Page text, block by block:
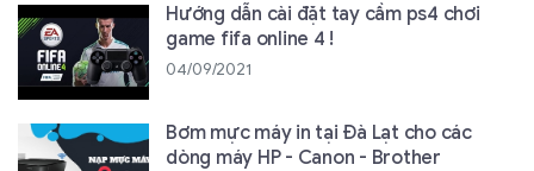
Hướng dẫn cài đặt tay cầm ps4 chơi
game fifa online 4 !
04/09/2021
Bơm mực máy in tại Đà Lạt cho các
dòng máy HP - Canon - Brother